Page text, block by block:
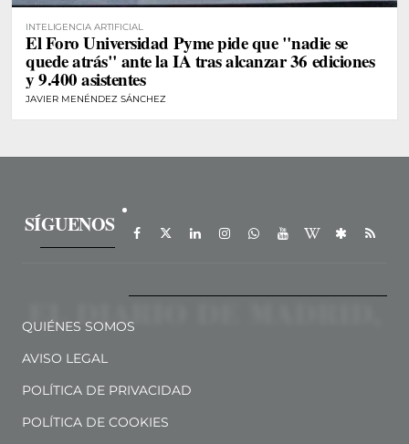
INTELIGENCIA ARTIFICIAL
El Foro Universidad Pyme pide que "nadie se
quede atrás" ante la IA tras alcanzar 36 ediciones
y 9.400 asistentes
JAVIER MENÉNDEZ SÁNCHEZ
SÍGUENOS
QUIÉNES SOMOS
AVISO LEGAL
POLÍTICA DE PRIVACIDAD
POLÍTICA DE COOKIES